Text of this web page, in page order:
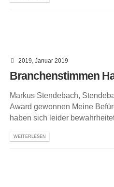
2019 Januar 2019
Branchenstimmen
Markus Stendebach,
Award gewonnen Meine
haben sich leider
WEITERLESEN